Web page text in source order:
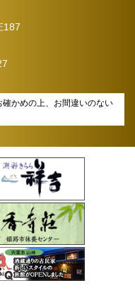
187
かめの上、お間違いのない